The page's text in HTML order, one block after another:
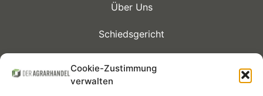
Cookie-Zustimmung
verwalten
Über Uns
Schiedsgericht
Mitglieder